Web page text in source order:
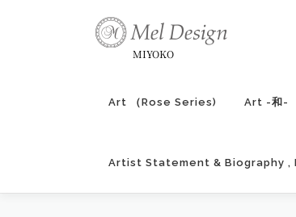
プ
MIYOKO
Art （Rose Series) Art -和-
Artist Statement & Biography ,